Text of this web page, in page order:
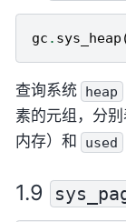
gc . sys_heap
查询系统 heap
素的元组，分
内存）和
used